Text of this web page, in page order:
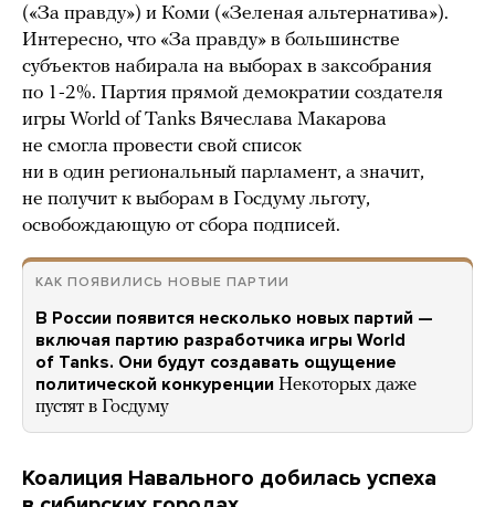
(«За правду») и Коми («Зеленая альтернатива»).
Интересно, что «За правду» в большинстве
субъектов набирала на выборах в заксобрания
по 1-2%. Партия прямой демократии создателя
игры World of Tanks Вячеслава Макарова
не смогла провести свой список
ни в один региональный парламент, а значит,
не получит к выборам в Госдуму льготу,
освобождающую от сбора подписей.
КАК ПОЯВИЛИСЬ НОВЫЕ ПАРТИИ
В России появится несколько новых партий —
включая партию разработчика игры World
of Tanks. Они будут создавать ощущение
политической конкуренции Некоторых даже
пустят в Госдуму
Коалиция Навального добилась успеха